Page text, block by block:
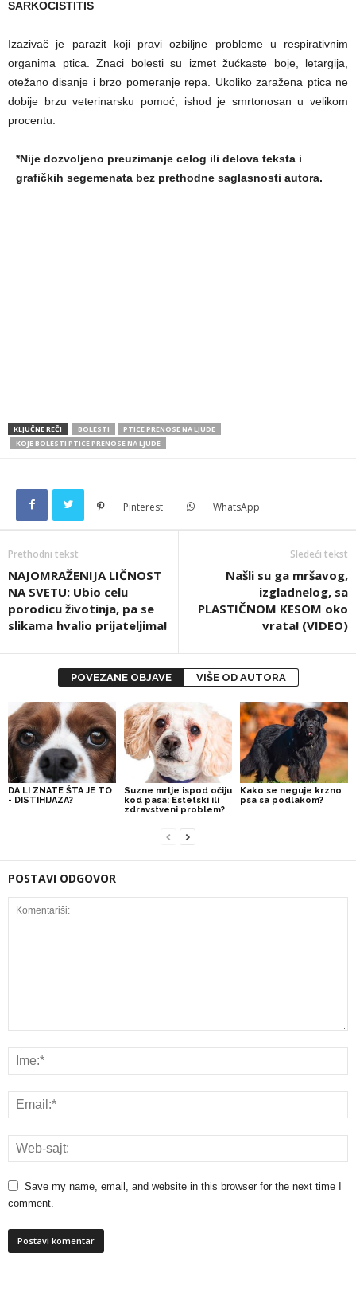
SARKOCISTITIS
Izazivač je parazit koji pravi ozbiljne probleme u respirativnim
organima ptica. Znaci bolesti su izmet žućkaste boje, letargija,
otežano disanje i brzo pomeranje repa. Ukoliko zaražena ptica ne
dobije brzu veterinarsku pomoć, ishod je smrtonosan u velikom
procentu.
*Nije dozvoljeno preuzimanje celog ili delova teksta i
grafičkih segemenata bez prethodne saglasnosti autora.
KLJUČNE REČI BOLESTI
PTICE PRENOSE NA LJUDE
KOJE BOLESTI PTICE PRENOSE NA LJUDE
Pinterest WhatsApp
Prethodni tekst
NAJOMRAŽENIJA LIČNOST
NA SVETU: Ubio celu
porodicu životinja, pa se
slikama hvalio prijateljima!
Sledeći tekst
Našli su ga mršavog,
izgladnelog, sa
PLASTIČNOM KESOM oko
vrata! (VIDEO)
POVEZANE OBJAVE VIŠE OD AUTORA
DA LI ZNATE ŠTA JE TO
- DISTIHIJAZA?
Suzne mrlje ispod očiju
kod pasa: Estetski ili
zdravstveni problem?
Kako se neguje krzno
psa sa podlakom?
POSTAVI ODGOVOR
Save my name, email, and website in this browser for the next time I
comment.